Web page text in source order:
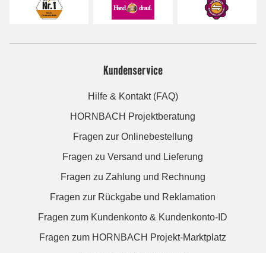
Kundenservice
Hilfe & Kontakt (FAQ)
HORNBACH Projektberatung
Fragen zur Onlinebestellung
Fragen zu Versand und Lieferung
Fragen zu Zahlung und Rechnung
Fragen zur Rückgabe und Reklamation
Fragen zum Kundenkonto & Kundenkonto-ID
Fragen zum HORNBACH Projekt-Marktplatz